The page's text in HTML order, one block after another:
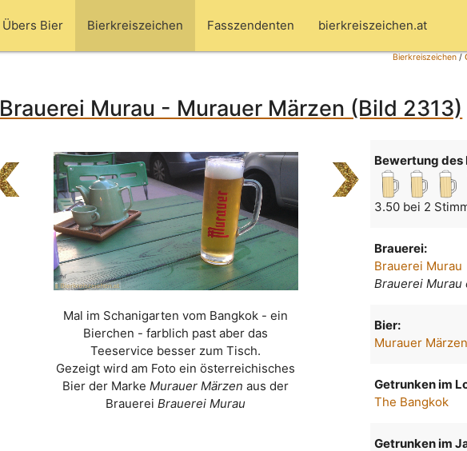
Übers Bier Bierkreiszeichen Fasszendenten bierkreiszeichen.at
Bierkreiszeichen/
Brauerei Murau - Murauer Märzen (Bild 2313)
Mal im Schanigarten vom Bangkok - ein
Bierchen - farblich past aber das
Teeservice besser zum Tisch.
Gezeigt wird am Foto ein österreichisches
Bier der MarkeMurauer Märzen aus der
BrauereiBrauerei Murau
Bewertung des
3.50 bei 2
Brauerei:
Brauerei Murau
Brauerei Murau
Bier:
Murauer Märzen
Getrunken im
The Bangkok
Getrunken im